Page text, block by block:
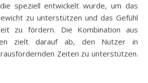
speziell entwickelt wurde, um das
zu unterstützen und das Gefühl
zu fördern. Die Kombination aus
zielt darauf ab, den Nutzer in
Zeiten zu unterstützen.